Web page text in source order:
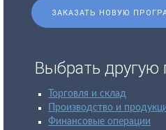
ЗАКАЗАТЬ НОВУЮ
Выбрать другую
Торговля и склад
Производство и
Финансовые операции